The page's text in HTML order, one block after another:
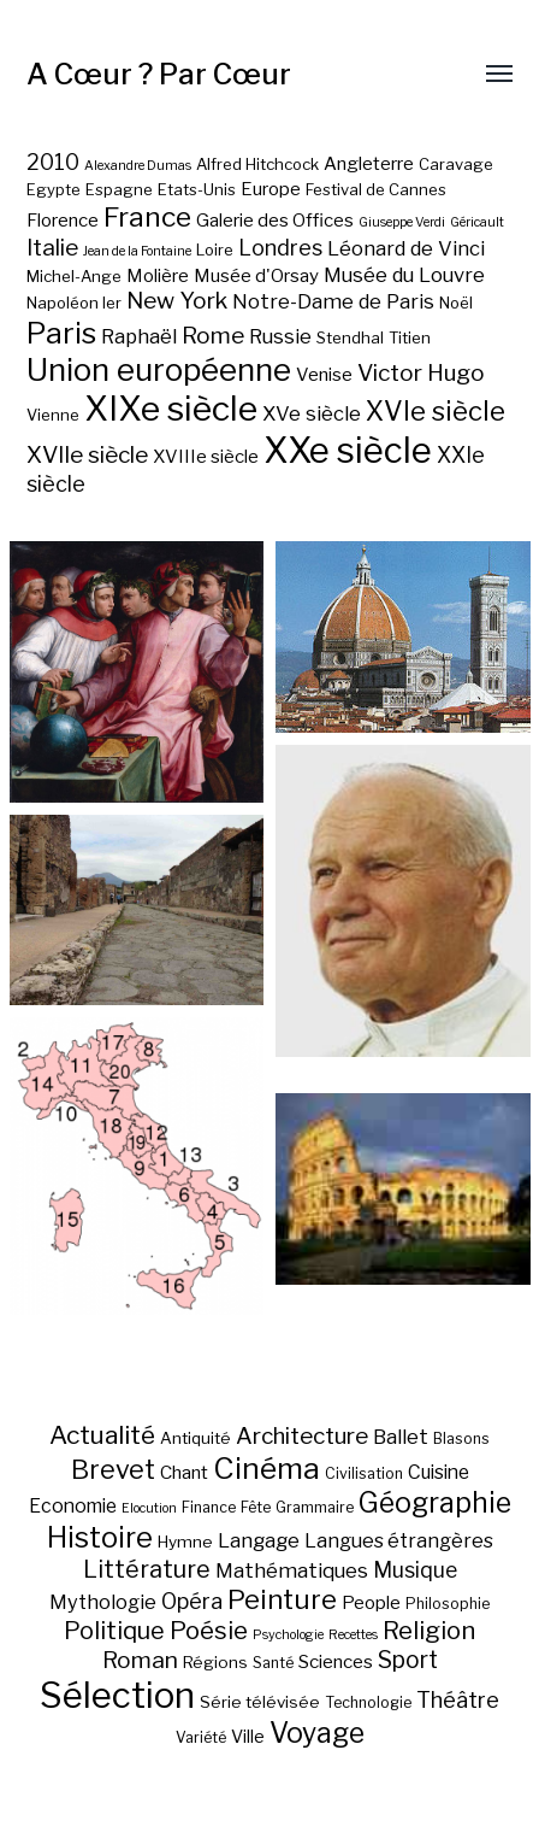
A Cœur ? Par Cœur
2010 Alexandre Dumas Alfred Hitchcock Angleterre Caravage
Egypte Espagne Etats-Unis Europe Festival de Cannes
Florence France Galerie des Offices Giuseppe Verdi Géricault
Italie Jean de la Fontaine Loire Londres Léonard de Vinci
Michel-Ange Molière Musée d'Orsay Musée du Louvre
Napoléon Ier New York Notre-Dame de Paris Noël
Paris Raphaël Rome Russie Stendhal Titien
Union européenne Venise Victor Hugo
Vienne XIXe siècle XVe siècle XVIe siècle
XVIIe siècle XVIIIe siècle XXe siècle XXIe
siècle
Actualité Antiquité Architecture Ballet Blasons
Brevet Chant Cinéma Civilisation Cuisine
Economie Elocution Finance Fête Grammaire Géographie
Histoire Hymne Langage Langues étrangères
Littérature Mathématiques Musique
Mythologie Opéra Peinture People Philosophie
Politique Poésie Psychologie Recettes Religion
Roman Régions Santé Sciences Sport
Sélection Série télévisée Technologie Théâtre
Variété Ville Voyage